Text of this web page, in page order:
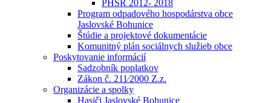
PHSR 2012- 2018
Program odpadového hospodárstva obce
Jaslovské Bohunice
Štúdie a projektové dokumentácie
Komunitný plán sociálnych služieb obce
Poskytovanie informácií
Sadzobník poplatkov
Zákon č. 211⁄2000 Z.z.
Organizácie a spolky
Hasiči Jaslovské Bohunice